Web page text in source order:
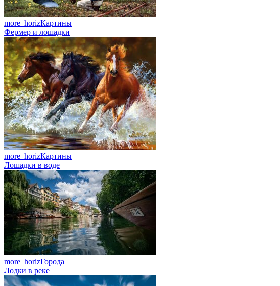
more_horizКартины
Фермер и лошадки
more_horizКартины
Лошадки в воде
more_horizГорода
Лодки в реке